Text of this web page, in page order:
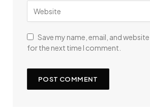
Save my name, email, and
for the next time I comment.